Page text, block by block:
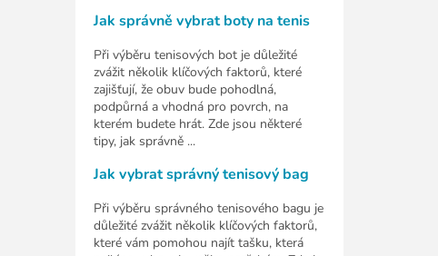
Jak správně vybrat boty na tenis
Při výběru tenisových bot je důležité
zvážit několik klíčových faktorů, které
zajišťují, že obuv bude pohodlná,
podpůrná a vhodná pro povrch, na
kterém budete hrát. Zde jsou některé
tipy, jak správně ...
Jak vybrat správný tenisový bag
Při výběru správného tenisového bagu je
důležité zvážit několik klíčových faktorů,
které vám pomohou najít tašku, která